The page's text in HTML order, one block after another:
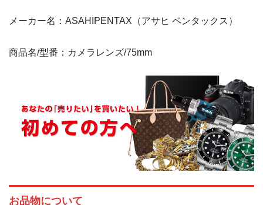
メーカー名：ASAHIPENTAX（アサヒ ペンタックス）
商品名/型番：カメラレンズ/75mm
お品物について